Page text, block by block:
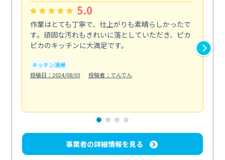
5.0
作業はとても丁寧で、仕上がりも素晴らしかったで
す。頑固な汚れもきれいに落としていただき、ピカ
ピカのキッチンに大満足です。
キッチン清掃
投稿日：2024/08/03
投稿者：でんでん
事業者の詳細情報を見る